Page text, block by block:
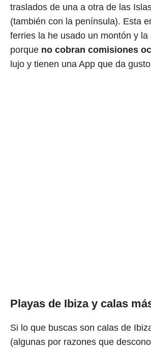
traslados de una a otra de las
(también con la península). Esta
ferries la he usado un montón y la
porque no cobran comisiones
lujo y tienen una App que da
Playas de Ibiza y calas
Si lo que buscas son calas de
(algunas por razones que